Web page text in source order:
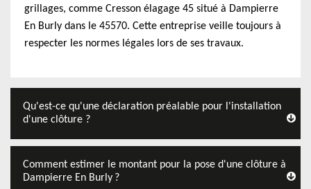
grillages, comme Cresson élagage 45 situé à Dampierre
En Burly dans le 45570. Cette entreprise veille toujours à
respecter les normes légales lors de ses travaux.
Qu'est-ce qu'une déclaration préalable pour l'installation
d'une clôture ?
Comment estimer le montant pour la pose d'une clôture à
Dampierre En Burly ?